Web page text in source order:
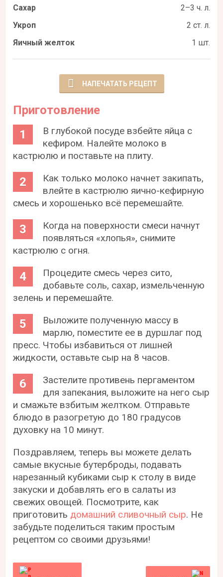
Сахар
2–3 ч. л.
Укроп
2 ст. л.
Яичный желток
1 шт.
НАПЕЧАТАТЬ РЕЦЕПТ
Приготовление
В глубокой посуде взбейте яйца с
кефиром. Налейте молоко в
кастрюлю и поставьте на плиту.
Как только молоко начнет закипать,
влейте в кастрюлю яично-кефирную
смесь и хорошенько всё перемешайте.
Когда на поверхности смеси начнут
появляться «хлопья», снимите
кастрюлю с огня.
Процедите смесь через сито,
добавьте соль, сахар, измельченную
зелень и перемешайте.
Выложите полученную массу в
марлю, поместите ее в дуршлаг под
пресс. Чтобы избавиться от лишней
жидкости, оставьте сыр на 8 часов.
Застелите противень пергаментом
для запекания, выложите на него сыр
и смажьте взбитым желтком. Отправьте
блюдо в разогретую до 180 градусов
духовку на 10 минут.
Поздравляем, теперь вы можете делать
самые вкусные бутерброды, подавать
нарезанный кубиками сыр к столу в виде
закуски и добавлять его в салаты из
свежих овощей. Посмотрите, как
приготовить домашний сливочный сыр. Не
забудьте поделиться таким простым
рецептом со своими друзьями!